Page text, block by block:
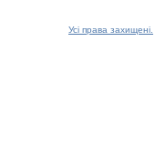
Усі права захищені.